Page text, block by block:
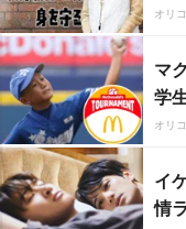
オリ
マ
学
オリ
イ
情